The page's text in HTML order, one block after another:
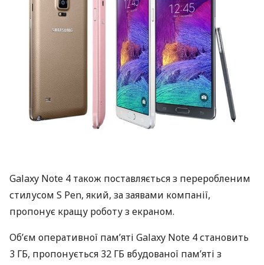
Galaxy Note 4 також поставляється з переробленим
стилусом S Pen, який, за заявами компанії,
пропонує кращу роботу з екраном.
Об’єм оперативної пам’яті Galaxy Note 4 становить
3 ГБ, пропонується 32 ГБ вбудованої пам’яті з